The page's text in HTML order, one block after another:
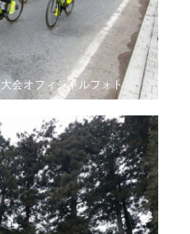
会オフィシャルフォト